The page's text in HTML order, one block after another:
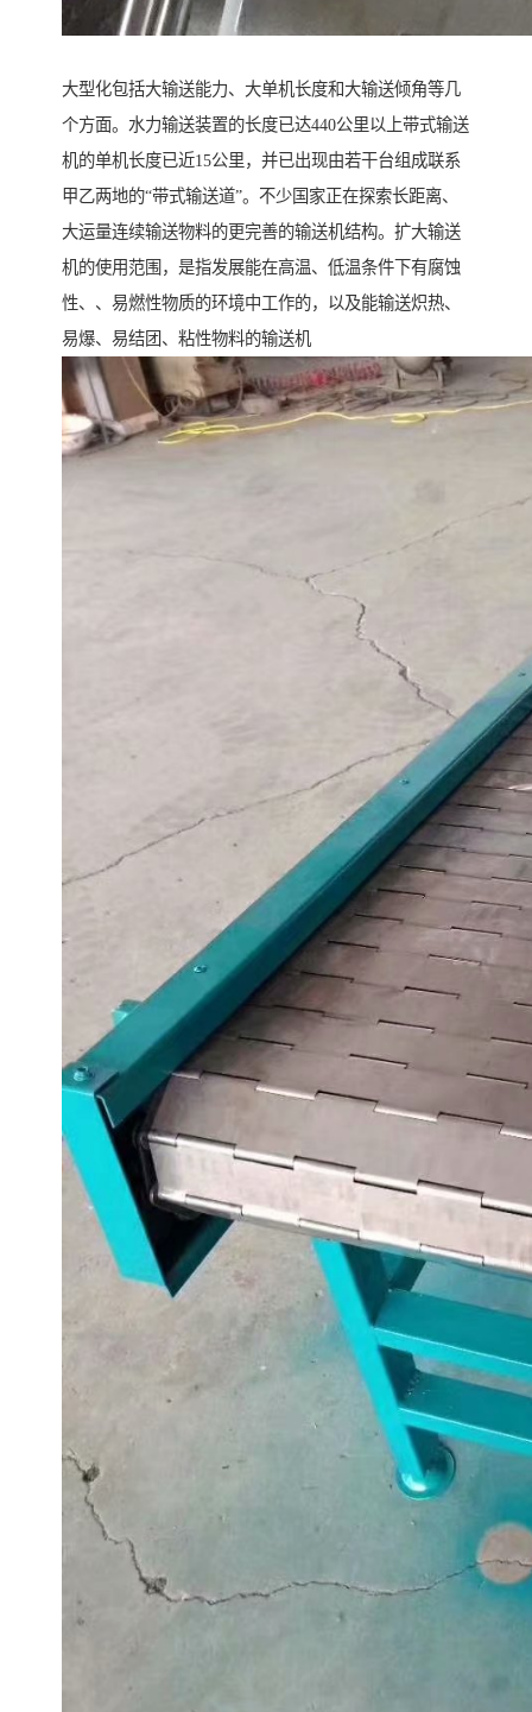
大型化包括大输送能力、大单机长度和大输送倾角等几
个方面。水力输送装置的长度已达440公里以上带式输送
机的单机长度已近15公里，并已出现由若干台组成联系
甲乙两地的“带式输送道”。不少国家正在探索长距离、
大运量连续输送物料的更完善的输送机结构。扩大输送
机的使用范围，是指发展能在高温、低温条件下有腐蚀
性、、易燃性物质的环境中工作的，以及能输送炽热、
易爆、易结团、粘性物料的输送机